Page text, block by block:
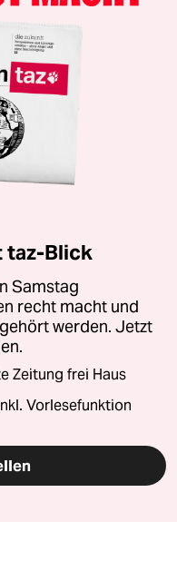
taz-Blick
Samstag
recht macht und
werden. Jetzt
Zeitung frei Haus
Vorlesefunktion